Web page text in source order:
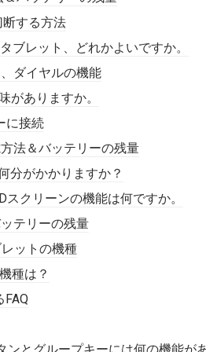
する方法
ブレット、どれかよいですか。
ダイヤルの機能
がありますか。
に接続
法＆バッテリーの残量
分がかかりますか？
クリーンの機能は何ですか。
テリーの残量
ットの機種
種は？